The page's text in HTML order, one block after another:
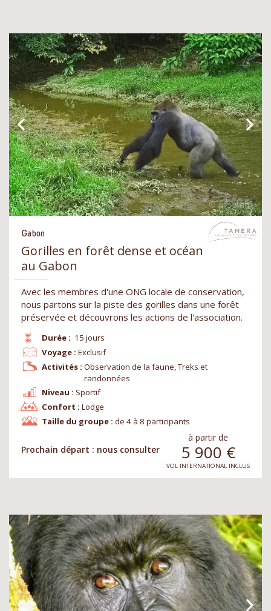
Gabon
Gorilles en forêt dense et océan
au Gabon
Avec les membres d'une ONG locale de conservation,
nous partons sur la piste des gorilles dans une forêt
préservée et découvrons les actions de l'association.
Durée : 15 jours
Niveau : Sportif
Voyage : Exclusif
Confort : Lodge
Activités : Observation de la faune, Treks et
randonnées
Taille du groupe : de 4 à 8 participants
Prochain départ : nous consulter
à partir de
5 900 €
VOL INTERNATIONAL INCLUS